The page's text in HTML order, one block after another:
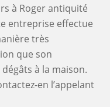
à Roger antiquité
entreprise effectue
très
que son
à la maison.
en l’appelant